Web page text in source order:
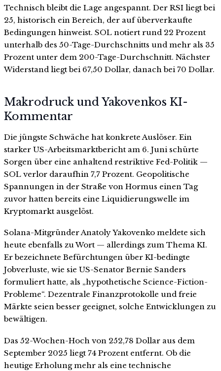
Technisch bleibt die Lage angespannt. Der RSI liegt bei
25, historisch ein Bereich, der auf überverkaufte
Bedingungen hinweist. SOL notiert rund 22 Prozent
unterhalb des 50-Tage-Durchschnitts und mehr als 35
Prozent unter dem 200-Tage-Durchschnitt. Nächster
Widerstand liegt bei 67,50 Dollar, danach bei 70 Dollar.
Makrodruck und Yakovenkos KI-
Kommentar
Die jüngste Schwäche hat konkrete Auslöser. Ein
starker US-Arbeitsmarktbericht am 6. Juni schürte
Sorgen über eine anhaltend restriktive Fed-Politik —
SOL verlor daraufhin 7,7 Prozent. Geopolitische
Spannungen in der Straße von Hormus einen Tag
zuvor hatten bereits eine Liquidierungswelle im
Kryptomarkt ausgelöst.
Solana-Mitgründer Anatoly Yakovenko meldete sich
heute ebenfalls zu Wort — allerdings zum Thema KI.
Er bezeichnete Befürchtungen über KI-bedingte
Jobverluste, wie sie US-Senator Bernie Sanders
formuliert hatte, als „hypothetische Science-Fiction-
Probleme“. Dezentrale Finanzprotokolle und freie
Märkte seien besser geeignet, solche Entwicklungen zu
bewältigen.
Das 52-Wochen-Hoch von 252,78 Dollar aus dem
September 2025 liegt 74 Prozent entfernt. Ob die
heutige Erholung mehr als eine technische